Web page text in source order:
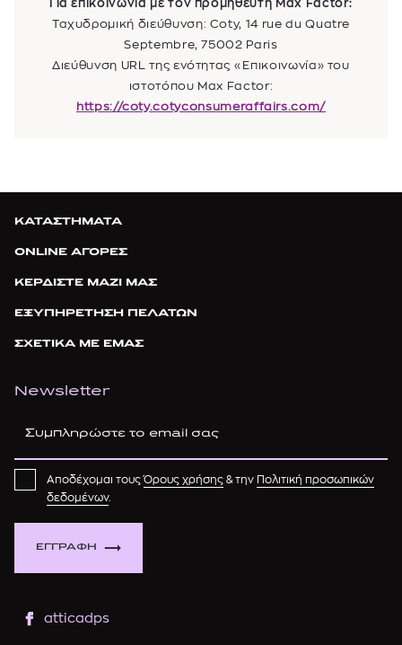
Για επικοινωνία με τον προμηθευτή Max Factor:
Ταχυδρομική διεύθυνση: Coty, 14 rue du Quatre
Septembre, 75002 Paris
Διεύθυνση URL της ενότητας «Επικοινωνία» του
ιστοτόπου Max Factor:
https://coty.cotyconsumeraffairs.com/
ΚΑΤΑΣΤΗΜΑΤΑ
ONLINE ΑΓΟΡΕΣ
ΚΕΡΔΙΣΤΕ ΜΑΖΙ ΜΑΣ
ΕΞΥΠΗΡΕΤΗΣΗ ΠΕΛΑΤΩΝ
ΣΧΕΤΙΚΑ ΜΕ ΕΜΑΣ
Newsletter
ΕΓΓΡΑΦΗ
Αποδέχομαι τουςΌρους χρήσης & την Πολιτική προσωπικών
δεδομένων.
atticadps